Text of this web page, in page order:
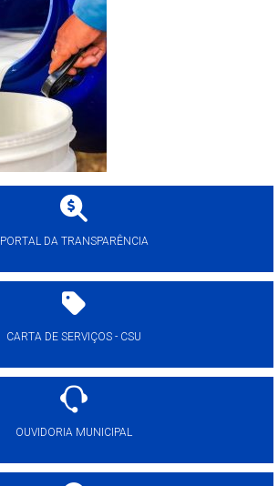
PORTAL DA TRANSPARÊNCIA
CARTA DE SERVIÇOS - CSU
OUVIDORIA MUNICIPAL